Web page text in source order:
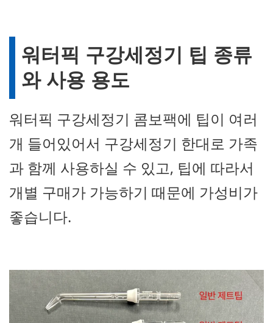
워터픽 구강세정기 팁 종류
와 사용 용도
워터픽 구강세정기 콤보팩에 팁이 여러
개 들어있어서 구강세정기 한대로 가족
과 함께 사용하실 수 있고, 팁에 따라서
개별 구매가 가능하기 때문에 가성비가
좋습니다.